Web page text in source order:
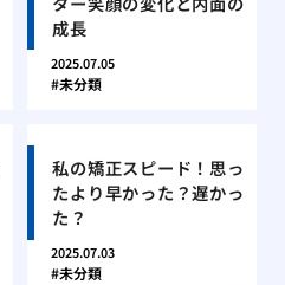
成長
2025.07.05
未分類
私の矯正スピード！思っ
たより早かった？遅かっ
た？
2025.07.03
未分類